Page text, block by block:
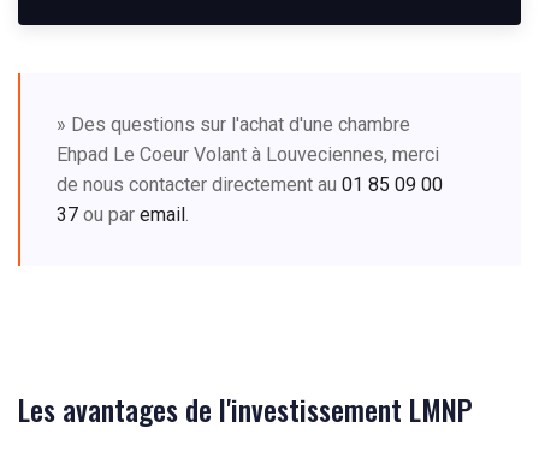
» Des questions sur l'achat d'une chambre
Ehpad Le Coeur Volant à Louveciennes, merci
de nous contacter directement au 01 85 09 00
37 ou par email.
Les avantages de l'investissement LMNP